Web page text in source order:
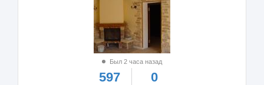
Был 2 часа назад
597 0